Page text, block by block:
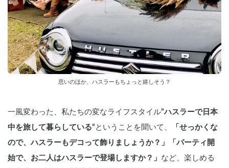
思いのほか、ハスラーもちょっと嬉しそう？
一風変わった、私たちの変なライフスタイル”ハスラーで日本
中を旅して暮らしている”ということを聞いて、
「せっかくな
ので、ハスラーもデコって飾りましょうか？」「パーティ開
始で、お二人はハスラーで登場しますか？」 など、楽しめる